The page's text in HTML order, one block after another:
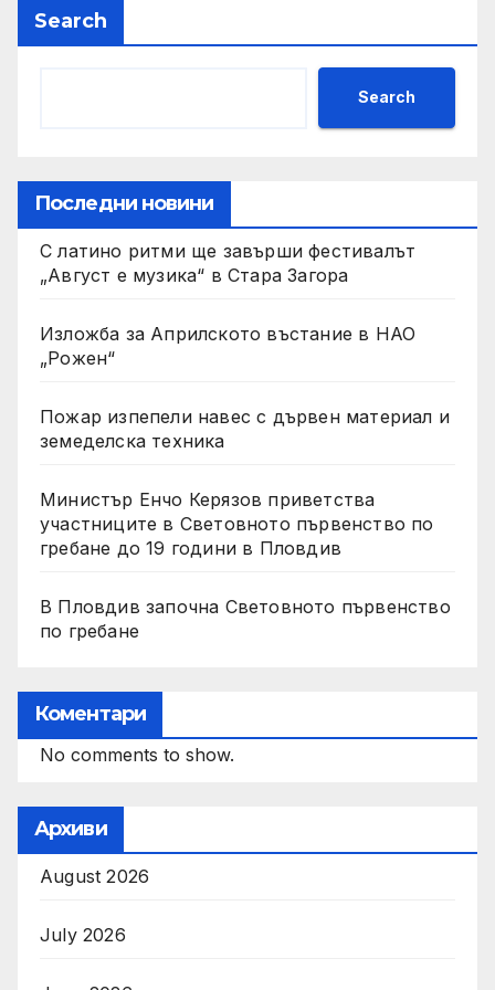
Search
Search
Последни новини
С латино ритми ще завърши фестивалът
„Август е музика“ в Стара Загора
Изложба за Априлското въстание в НАО
„Рожен“
Пожар изпепели навес с дървен материал и
земеделска техника
Министър Енчо Керязов приветства
участниците в Световното първенство по
гребане до 19 години в Пловдив
В Пловдив започна Световното първенство
по гребане
Коментари
No comments to show.
Архиви
August 2026
July 2026